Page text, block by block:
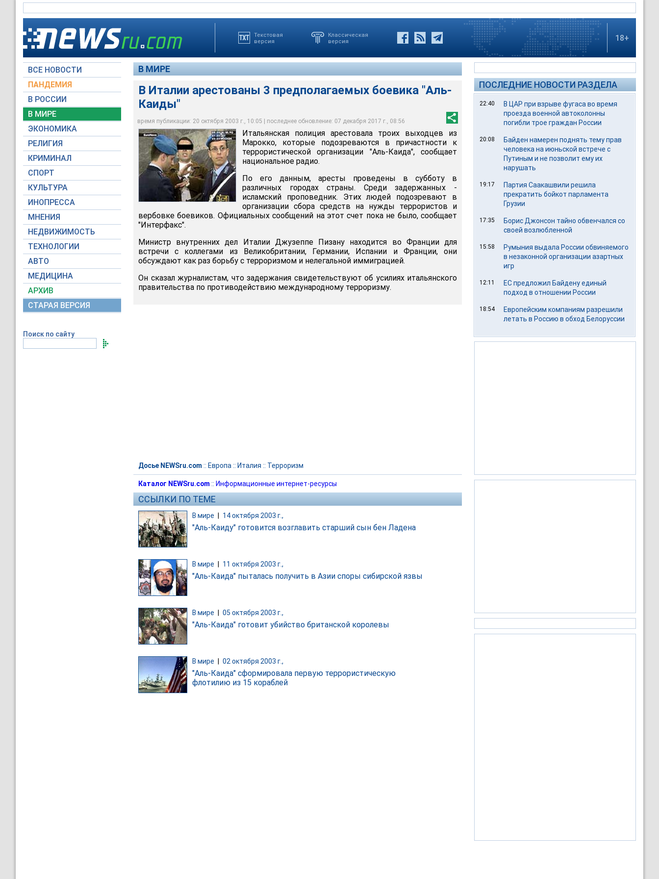
Текстовая
версия
Классическая
версия
18+
ВСЕ НОВОСТИ
ПАНДЕМИЯ
В РОССИИ
В МИРЕ
ЭКОНОМИКА
РЕЛИГИЯ
КРИМИНАЛ
СПОРТ
КУЛЬТУРА
ИНОПРЕССА
МНЕНИЯ
НЕДВИЖИМОСТЬ
ТЕХНОЛОГИИ
АВТО
МЕДИЦИНА
АРХИВ
СТАРАЯ ВЕРСИЯ
Поиск по сайту
В МИРЕ
В Италии арестованы 3 предполагаемых боевика "Аль-
Каиды"
время публикации: 20 октября 2003 г., 10:05 | последнее обновление: 07 декабря 2017 г., 08:56
Итальянская полиция арестовала троих выходцев из Марокко, которые
подозреваются в причастности к террористической организации "Аль-Каида"
Euronews
Итальянская полиция арестовала троих выходцев из
Марокко, которые подозреваются в причастности к
террористической организации "Аль-Каида", сообщает
национальное радио.
По его данным, аресты проведены в субботу в
различных городах страны. Среди задержанных -
исламский проповедник. Этих людей подозревают в
организации сбора средств на нужды террористов и
вербовке боевиков. Официальных сообщений на этот счет пока не было, сообщает
"Интерфакс".
Министр внутренних дел Италии Джузеппе Пизану находится во Франции для
встречи с коллегами из Великобритании, Германии, Испании и Франции, они
обсуждают как раз борьбу с терроризмом и нелегальной иммиграцией.
Он сказал журналистам, что задержания свидетельствуют об усилиях итальянского
правительства по противодействию международному терроризму.
Досье NEWSru.com :: Европа :: Италия :: Терроризм
Каталог NEWSru.com :: Информационные интернет-ресурсы
ССЫЛКИ ПО ТЕМЕ
В мире 14 октября 2003 г.,
"Аль-Каиду" готовится возглавить старший сын бен Ладена
В мире 11 октября 2003 г.,
"Аль-Каида" пыталась получить в Азии споры сибирской язвы
В мире 05 октября 2003 г.,
"Аль-Каида" готовит убийство британской королевы
В мире 02 октября 2003 г.,
"Аль-Каида" сформировала первую террористическую
флотилию из 15 кораблей
ПОСЛЕДНИЕ НОВОСТИ РАЗДЕЛА
22:40
В ЦАР при взрыве фугаса во время
проезда военной автоколонны
погибли трое граждан России
20:08
Байден намерен поднять тему прав
человека на июньской встрече с
Путиным и не позволит ему их
нарушать
19:17
Партия Саакашвили решила
прекратить бойкот парламента
Грузии
17:35
Борис Джонсон тайно обвенчался со
своей возлюбленной
15:58
Румыния выдала России обвиняемого
в незаконной организации азартных
игр
12:11
ЕС предложил Байдену единый
подход в отношении России
18:54
Европейским компаниям разрешили
летать в Россию в обход Белоруссии